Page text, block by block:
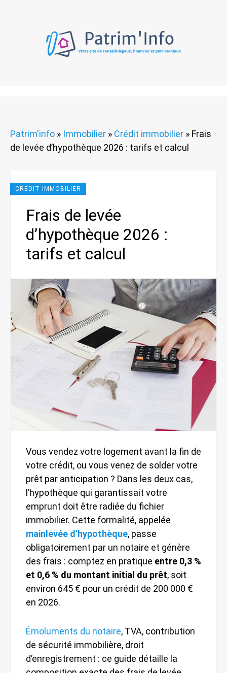
Patrim'info » Immobilier » Crédit immobilier » Frais
de levée d’hypothèque 2026 : tarifs et calcul
CRÉDIT IMMOBILIER
Frais de levée
d’hypothèque 2026 :
tarifs et calcul
Vous vendez votre logement avant la fin de
votre crédit, ou vous venez de solder votre
prêt par anticipation ? Dans les deux cas,
l’hypothèque qui garantissait votre
emprunt doit être radiée du fichier
immobilier. Cette formalité, appelée
mainlevée d’hypothèque, passe
obligatoirement par un notaire et génère
des frais : comptez en pratique entre 0,3 %
et 0,6 % du montant initial du prêt, soit
environ 645 € pour un crédit de 200 000 €
en 2026.
Émoluments du notaire, TVA, contribution
de sécurité immobilière, droit
d’enregistrement : ce guide détaille la